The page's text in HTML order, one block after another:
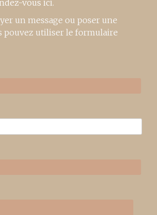
vous ici.
un message ou poser une
pouvez utiliser le formulaire